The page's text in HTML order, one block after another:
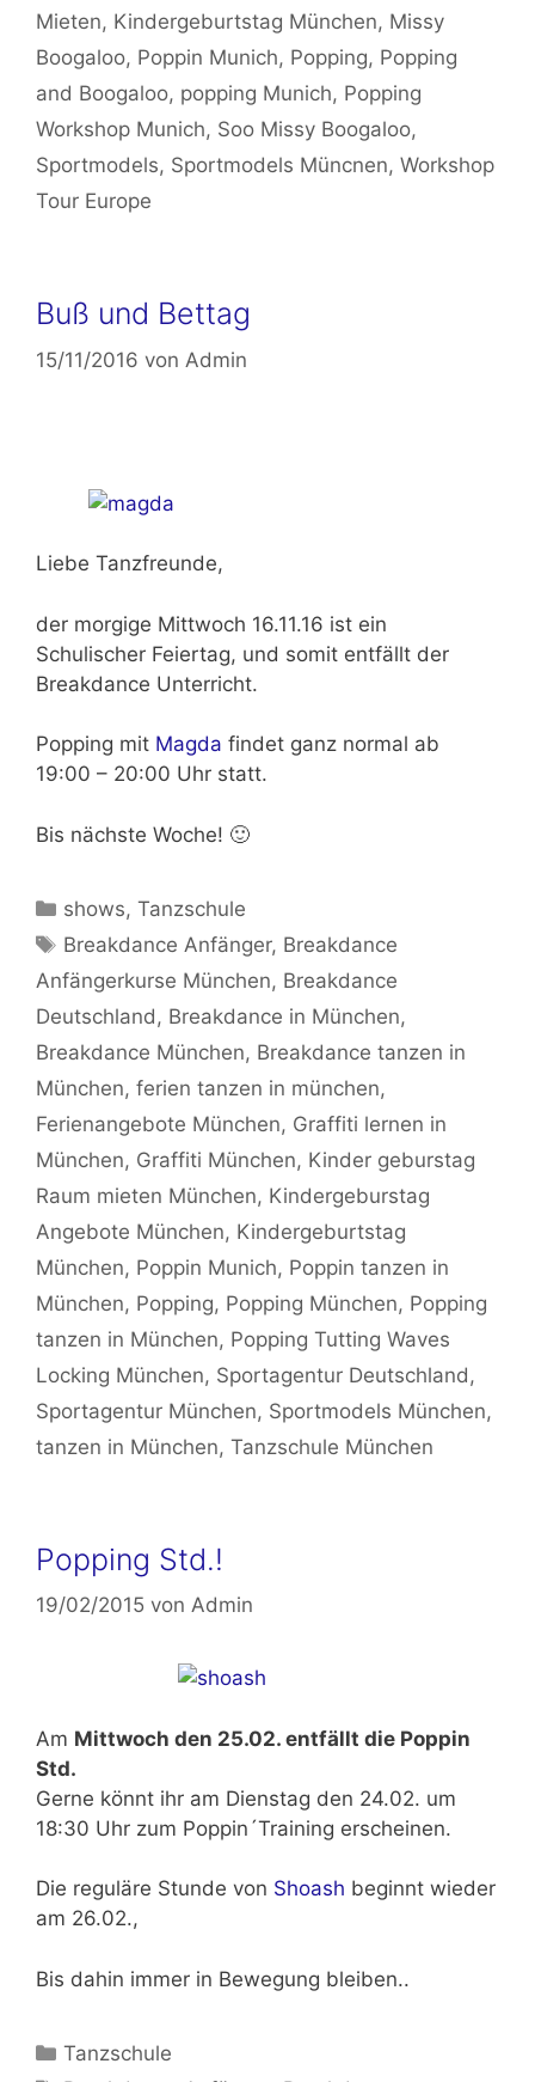
Mieten, Kindergeburtstag München, Missy
Boogaloo, Poppin Munich, Popping, Popping
and Boogaloo, popping Munich, Popping
Workshop Munich, Soo Missy Boogaloo,
Sportmodels, Sportmodels Müncnen, Workshop
Tour Europe
Buß und Bettag
15/11/2016 von Admin
Liebe Tanzfreunde,
der morgige Mittwoch 16.11.16 ist ein
Schulischer Feiertag, und somit entfällt der
Breakdance Unterricht.
Popping mit Magda findet ganz normal ab
19:00 – 20:00 Uhr statt.
Bis nächste Woche! 🙂
Kategorien
shows,Tanzschule
Schlagwörter
Breakdance Anfänger, Breakdance
Anfängerkurse München, Breakdance
Deutschland , Breakdance in München,
Breakdance München, Breakdance tanzen in
München, ferien tanzen in münchen,
Ferienangebote München, Graffiti lernen in
München, Graffiti München, Kinder geburstag
Raum mieten München, Kindergeburstag
Angebote München, Kindergeburtstag
München, Poppin Munich, Poppin tanzen in
München, Popping, Popping München, Popping
tanzen in München, Popping Tutting Waves
Locking München, Sportagentur Deutschland ,
Sportagentur München, Sportmodels München,
tanzen in München, Tanzschule München
Popping Std.!
19/02/2015 von Admin
Am Mittwoch den 25.02. entfällt die Poppin
Std.
Gerne könnt ihr am Dienstag den 24.02. um
18:30 Uhr zum Poppin´Training erscheinen.
Die reguläre Stunde von Shoash beginnt wieder
am 26.02.,
Bis dahin immer in Bewegung bleiben..
Kategorien
Tanzschule